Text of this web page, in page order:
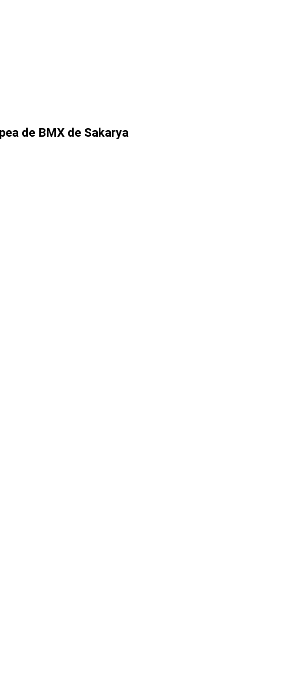
de BMX de Sakarya